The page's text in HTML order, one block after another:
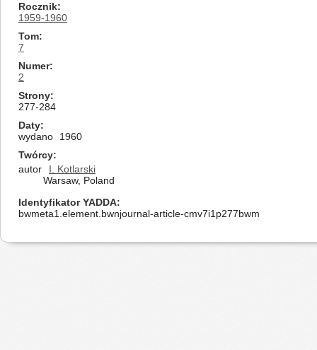
Rocznik
1959-1960
Tom
7
Numer
2
Strony
277-284
Daty
wydano
1960
Twórcy
autor
I. Kotlarski
Warsaw, Poland
Identyfikator YADDA
bwmeta1.element.bwnjournal-article-cmv7i1p277bwm